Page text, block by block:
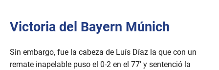
Victoria del Bayern Múnich
Sin embargo, fue la cabeza de Luís Díaz la que con un
remate inapelable puso el 0-2 en el 77′ y sentenció la